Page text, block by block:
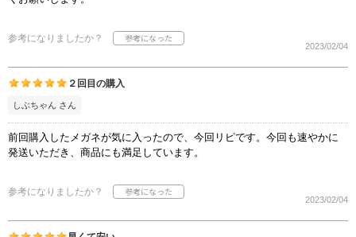
参考になりましたか？
2023/02/04
２回目の購入
しぶちゃん さん
前回購入したメガネが気に入ったので、今回リピです。今回も速やかに
発送いただき、商品にも満足しています。
参考になりましたか？
2023/02/04